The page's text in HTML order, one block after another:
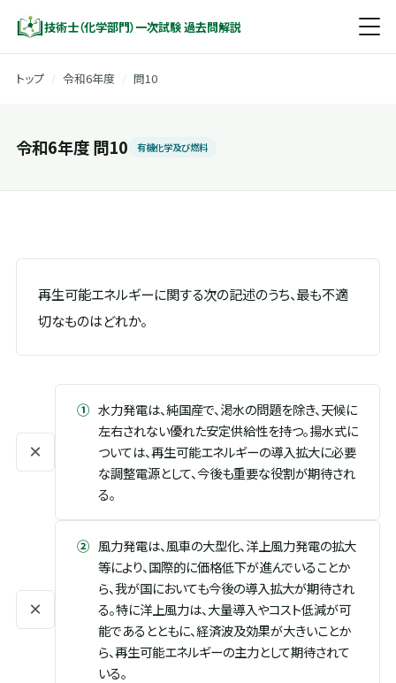
技術士（化学部門）一次試験 過去問解説
トップ 令和6年度 問10
令和6年度 問10 有機化学及び燃料
再生可能エネルギーに関する次の記述のうち、最も不適
切なものはどれか。
×
① 水力発電は、純国産で、渇水の問題を除き、天候に
左右されない優れた安定供給性を持つ。揚水式に
ついては、再生可能エネルギーの導入拡大に必要
な調整電源として、今後も重要な役割が期待され
る。
×
② 風力発電は、風車の大型化、洋上風力発電の拡大
等により、国際的に価格低下が進んでいることか
ら、我が国においても今後の導入拡大が期待され
る。特に洋上風力は、大量導入やコスト低減が可
能であるとともに、経済波及効果が大きいことか
ら、再生可能エネルギーの主力として期待されて
いる。